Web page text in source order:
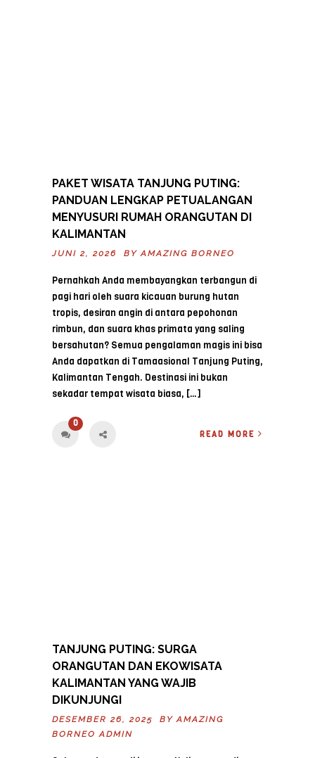
PAKET WISATA TANJUNG PUTING:
PANDUAN LENGKAP PETUALANGAN
MENYUSURI RUMAH ORANGUTAN DI
KALIMANTAN
JUNI 2, 2026 BY AMAZING BORNEO
Pernahkah Anda membayangkan terbangun di
pagi hari oleh suara kicauan burung hutan
tropis, desiran angin di antara pepohonan
rimbun, dan suara khas primata yang saling
bersahutan? Semua pengalaman magis ini bisa
Anda dapatkan di Tamaasional Tanjung Puting,
Kalimantan Tengah. Destinasi ini bukan
sekadar tempat wisata biasa, […]
0
READ MORE
TANJUNG PUTING: SURGA
ORANGUTAN DAN EKOWISATA
KALIMANTAN YANG WAJIB
DIKUNJUNGI
DESEMBER 26, 2025 BY AMAZING
BORNEO ADMIN